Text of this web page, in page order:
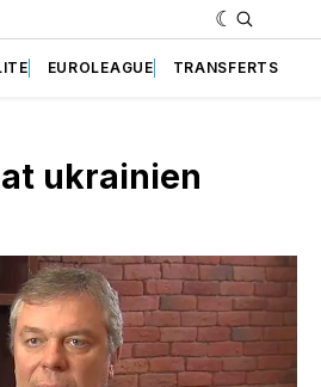
EUROLEAGUE TRANSFERTS
ukrainien